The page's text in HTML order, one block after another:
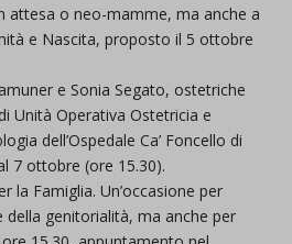
attesa o neo-mamme, ma anche a
e Nascita, proposto il 5 ottobre
e Sonia Segato, ostetriche
Unità Operativa Ostetricia e
dell’Ospedale Ca’ Foncello di
7 ottobre (ore 15.30).
la Famiglia. Un’occasione per
genitorialità, ma anche per